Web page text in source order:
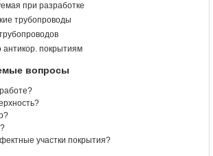
при разработке
трубопроводы
антикор. покрытиям
вопросы
участки покрытия?